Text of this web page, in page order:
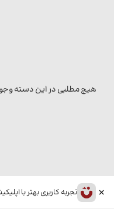
× تجربه کاربری بهتر با
هیچ مطلبی در این دسته